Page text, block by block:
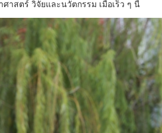
ศาสตร์ วิจัยและนวัตกรรม เมื่อเร็ว ๆ นี้